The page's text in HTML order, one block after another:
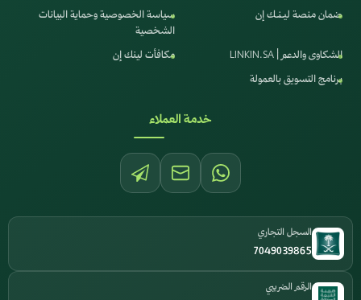
ضمان منصة ليـنـك إن
سياسة الخصوصية وحماية البيانات
الشخصية
الشكاوى والدعم | LINKIN.SA
مكافأت لينك إن
برنامج التسويق بالعمولة
خدمة العملاء
السجل التجاري
7049039865
الرقم الضريبي